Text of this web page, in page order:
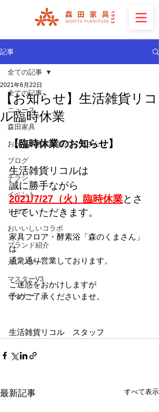
記事
全ての記事
ニュース
森田家具
おがくず酵素浴 森のくまさん
ブログ
チラシ
イベント
リコル
おいいしいコラボ
ブランド紹介
カレンダー
マスターV3
セミナー
全ての記事
【お知らせ】生活雑貨リコ
ル臨時休業
2021年6月22日
【臨時休業のお知らせ】
生活雑貨リコルは
誠に勝手ながら
2021/7/27（火）臨時休業とさ
せていただきます。
家具フロア・酵素浴「森のくまさん」
は
通常通り営業しております。
ご迷惑をおかけしますが
予めご了承くださいませ。
生活雑貨リコル　スタッフ
最新記事 すべて表示